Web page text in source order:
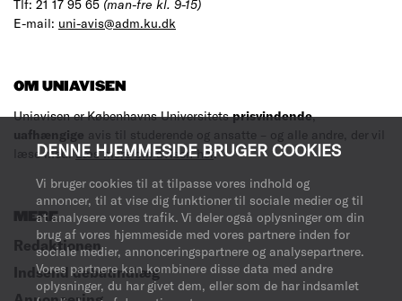
DENNE HJEMMESIDE BRUGER COOKIES
Vi bruger cookies til at tilpasse vores indhold og
annoncer, til at vise dig funktioner til sociale medier og til
at analysere vores trafik. Vi deler også oplysninger om din
brug af vores hjemmeside med vores partnere inden for
sociale medier, annonceringspartnere og analysepartnere.
Vores partnere kan kombinere disse data med andre
oplysninger, du har givet dem, eller som de har indsamlet
Tlf: 21 17 95 65 (man-fre kl. 9-15)
E-mail: uni-avis@adm.ku.dk
OM UNIAVISEN
Uniavisen er Københavns Universitetsprisvindende,
uafhængige avis til studerende og ansatte – og alle andre, der vil
læse med.Læs mere om avisen her.
MERE
Redaktionen
Indsend debatindlæg